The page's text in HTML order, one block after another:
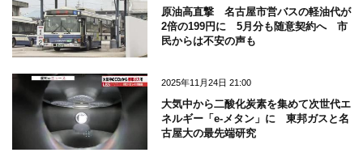
原油高直撃 名古屋市営バスの軽油代が
2倍の199円に 5月分も随意契約へ 市
民からは不安の声も
2025年11月24日 21:00
大気中から二酸化炭素を集めて次世代エ
ネルギー「e-メタン」に 東邦ガスと名
古屋大の最先端研究